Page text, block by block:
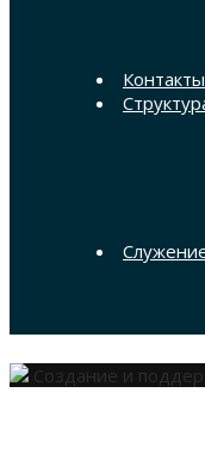
Контакты
Создание и